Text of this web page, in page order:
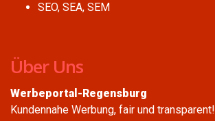
SEO, SEA, SEM
Über Uns
Werbeportal-Regensburg
Kundennahe Werbung, fair und transparent!